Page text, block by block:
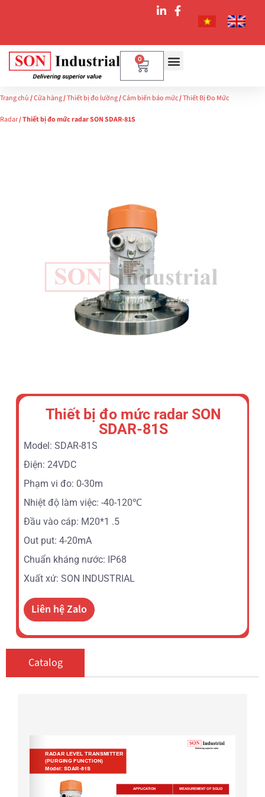
0
Trang chủ/Cửa hàng/Thiết bị đo lường/Cảm biến báo mức/Thiết Bị Đo Mức
Radar/ Thiết bị đo mức radar SON SDAR-81S
Thiết bị đo mức radar SON
SDAR-81S
Model: SDAR-81S
Điện: 24VDC
Phạm vi đo: 0-30m
Nhiệt độ làm việc: -40-120℃
Đầu vào cáp: M20*1 .5
Out put: 4-20mA
Chuẩn kháng nước: IP68
Xuất xứ: SON INDUSTRIAL
Liên hệ Zalo
Catalog